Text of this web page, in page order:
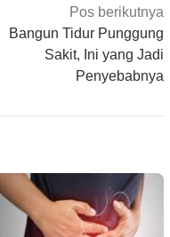
Pos berikutnya
Bangun Tidur Punggung
Sakit, Ini yang Jadi
Penyebabnya